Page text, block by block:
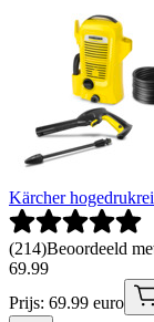
Kärcher
(214)Beoordeeld
69.99
Prijs: 69.99 euro